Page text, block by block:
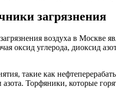
загрязнения
воздуха в Москве
оксид углерода, диоксид
такие как
Торфяники, которые